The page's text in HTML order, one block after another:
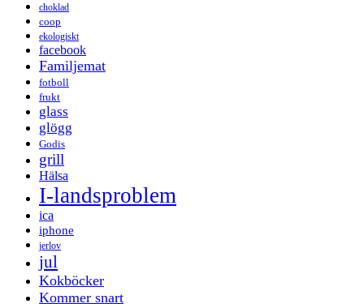
choklad
coop
ekologiskt
facebook
Familjemat
fotboll
frukt
glass
glögg
Godis
grill
Hälsa
I-landsproblem
ica
iphone
jerlov
jul
Kokböcker
Kommer snart